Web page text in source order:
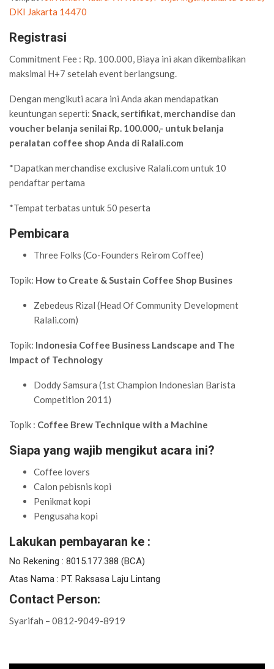
DKI Jakarta 14470
Registrasi
Commitment Fee : Rp. 100.000, Biaya ini akan dikembalikan
maksimal H+7 setelah event berlangsung.
Dengan mengikuti acara ini Anda akan mendapatkan
keuntungan seperti: Snack, sertifikat, merchandise dan
voucher belanja senilai Rp. 100.000,- untuk belanja
peralatan coffee shop Anda di Ralali.com
*Dapatkan merchandise exclusive Ralali.com untuk 10
pendaftar pertama
*Tempat terbatas untuk 50 peserta
Pembicara
Three Folks (Co-Founders Reirom Coffee)
Topik: How to Create & Sustain Coffee Shop Busines
Zebedeus Rizal (Head Of Community Development
Ralali.com)
Topik: Indonesia Coffee Business Landscape and The
Impact of Technology
Doddy Samsura (1st Champion Indonesian Barista
Competition 2011)
Topik : Coffee Brew Technique with a Machine
Siapa yang wajib mengikut acara ini?
Coffee lovers
Calon pebisnis kopi
Penikmat kopi
Pengusaha kopi
Lakukan pembayaran ke :
No Rekening : 8015.177.388 (BCA)
Atas Nama : PT. Raksasa Laju Lintang
Contact Person:
Syarifah – 0812-9049-8919